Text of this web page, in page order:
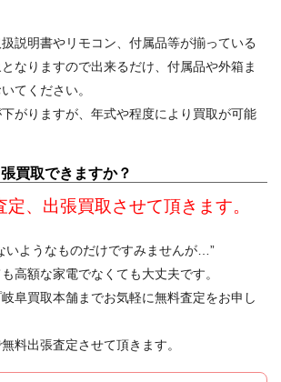
説明書やリモコン、付属品等が揃っている
なりますので出来るだけ、付属品や外箱ま
てください。
がりますが、年式や程度により買取が可能
買取できますか？
、出張買取させて頂きます。
いようなものだけですみませんが…”
高額な家電でなくても大丈夫です。
阜買取本舗までお気軽に無料査定をお申し
料出張査定させて頂きます。